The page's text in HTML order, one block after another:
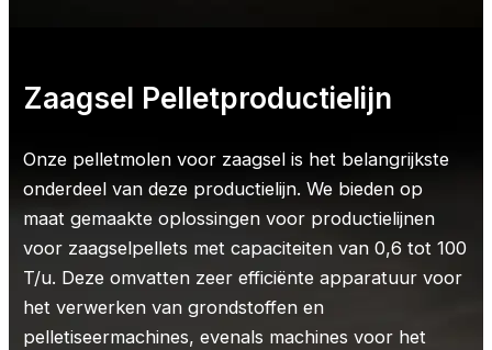
Zaagsel Pelletproductielijn
Onze pelletmolen voor zaagsel is het belangrijkste
onderdeel van deze productielijn. We bieden op
maat gemaakte oplossingen voor productielijnen
voor zaagselpellets met capaciteiten van 0,6 tot 100
T/u. Deze omvatten zeer efficiënte apparatuur voor
het verwerken van grondstoffen en
pelletiseermachines, evenals machines voor het